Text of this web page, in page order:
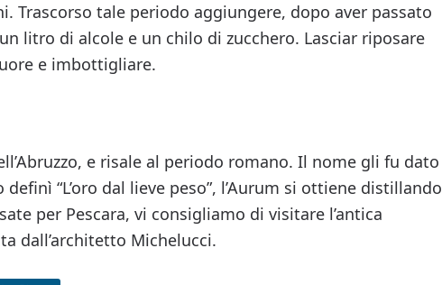
Trascorso tale periodo aggiungere, dopo aver passato
litro di alcole e un chilo di zucchero. Lasciar riposare
e imbottigliare.
e risale al periodo romano. Il nome gli fu dato
definì “L’oro dal lieve peso”, l’Aurum si ottiene distillando
per Pescara, vi consigliamo di visitare l’antica
dall’architetto Michelucci.